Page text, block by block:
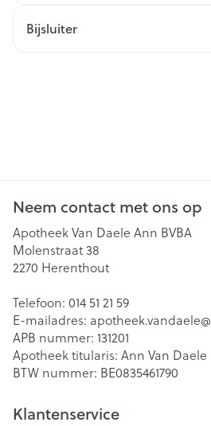
Bijsluiter
Neem contact met ons op
Apotheek Van Daele Ann BVBA
Molenstraat 38
2270 Herenthout
Telefoon: 014 51 21 59
E-mailadres: apotheek.vandaele@
APB nummer: 131201
Apotheek titularis: Ann Van Daele
BTW nummer: BE0835461790
Klantenservice